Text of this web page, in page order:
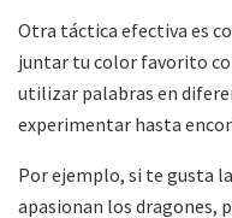
Otra táctica efectiva es
juntar tu color favorito
utilizar palabras en
experimentar hasta
Por ejemplo, si te gusta
apasionan los dragones,